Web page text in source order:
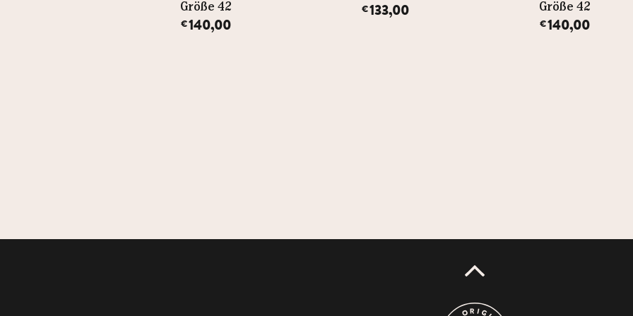
Größe 42
€140,00
€133,00 Größe 42
€140,00